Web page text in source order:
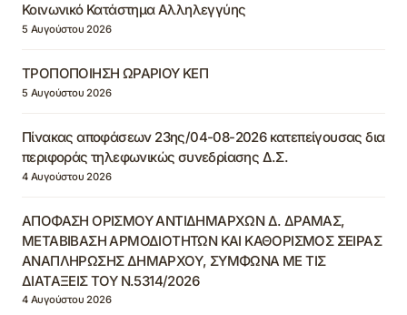
Κοινωνικό Κατάστημα Αλληλεγγύης
5 Αυγούστου 2026
ΤΡΟΠΟΠΟΙΗΣΗ ΩΡΑΡΙΟΥ ΚΕΠ
5 Αυγούστου 2026
Πίνακας αποφάσεων 23ης/04-08-2026 κατεπείγουσας δια
περιφοράς τηλεφωνικώς συνεδρίασης Δ.Σ.
4 Αυγούστου 2026
ΑΠΟΦΑΣΗ ΟΡΙΣΜΟΥ ΑΝΤΙΔΗΜΑΡΧΩΝ Δ. ΔΡΑΜΑΣ,
ΜΕΤΑΒΙΒΑΣΗ ΑΡΜΟΔΙΟΤΗΤΩΝ ΚΑΙ ΚΑΘΟΡΙΣΜΟΣ ΣΕΙΡΑΣ
ΑΝΑΠΛΗΡΩΣΗΣ ΔΗΜΑΡΧΟΥ, ΣΥΜΦΩΝΑ ΜΕ ΤΙΣ
ΔΙΑΤΑΞΕΙΣ ΤΟΥ Ν.5314/2026
4 Αυγούστου 2026